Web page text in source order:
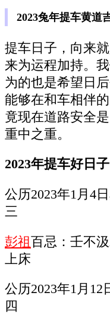
2023兔年提车黄道
提车日子，向来
来为运程加持。
为的也是希望日
能够在和车相伴
竟现在道路安全
重中之重。
2023年提车好日
公历2023年1月4
三
彭祖 百忌：壬不
上床
公历2023年1月
四